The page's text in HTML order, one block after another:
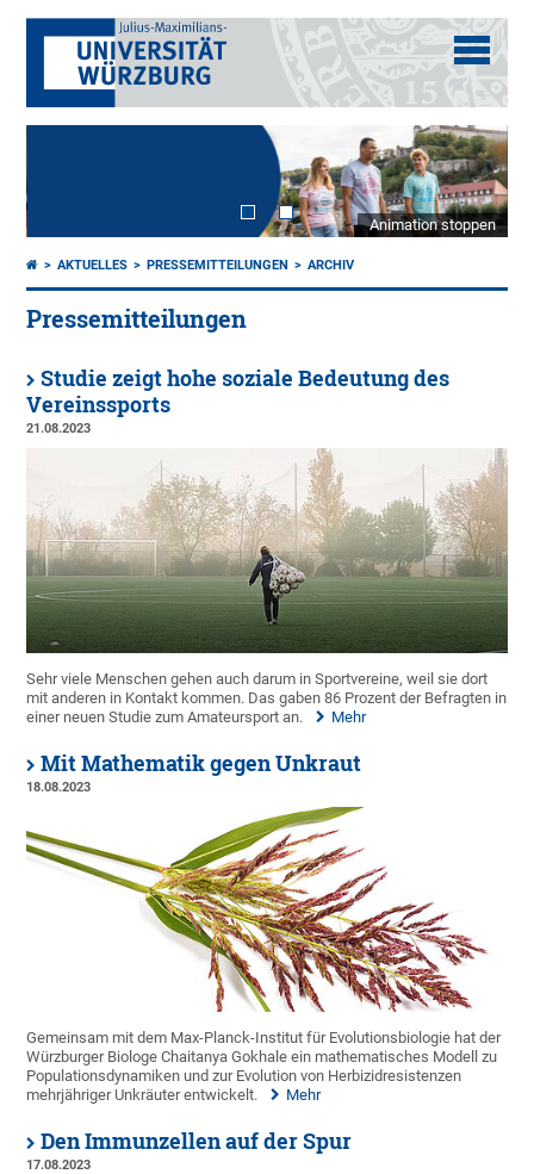
Animation stoppen
AKTUELLES PRESSEMITTEILUNGEN ARCHIV
Pressemitteilungen
Studie zeigt hohe soziale Bedeutung des
Vereinssports
21.08.2023
Sehr viele Menschen gehen auch darum in Sportvereine, weil sie dort
mit anderen in Kontakt kommen. Das gaben 86 Prozent der Befragten in
einer neuen Studie zum Amateursport an.
Mehr
Mit Mathematik gegen Unkraut
18.08.2023
Gemeinsam mit dem Max-Planck-Institut für Evolutionsbiologie hat der
Würzburger Biologe Chaitanya Gokhale ein mathematisches Modell zu
Populationsdynamiken und zur Evolution von Herbizidresistenzen
mehrjähriger Unkräuter entwickelt.
Mehr
Den Immunzellen auf der Spur
17.08.2023